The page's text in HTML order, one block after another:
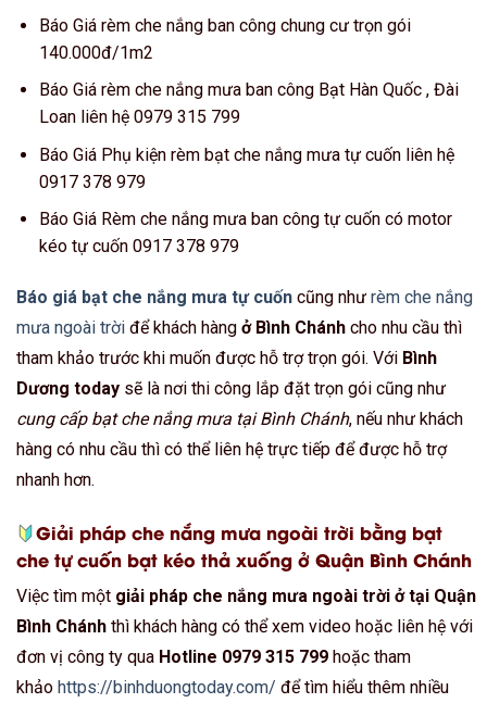
Báo Giá rèm che nắng ban công chung cư trọn gói
140.000đ/1m2
Báo Giá rèm che nắng mưa ban công Bạt Hàn Quốc , Đài
Loan liên hệ 0979 315 799
Báo Giá Phụ kiện rèm bạt che nắng mưa tự cuốn liên hệ
0917 378 979
Báo Giá Rèm che nắng mưa ban công tự cuốn có motor
kéo tự cuốn 0917 378 979
Báo giá bạt che nắng mưa tự cuốn cũng như rèm che nắng
mưa ngoài trời để khách hàng ở Bình Chánh cho nhu cầu thì
tham khảo trước khi muốn được hỗ trợ trọn gói. Với Bình
Dương today sẽ là nơi thi công lắp đặt trọn gói cũng như
cung cấp bạt che nắng mưa tại Bình Chánh, nếu như khách
hàng có nhu cầu thì có thể liên hệ trực tiếp để được hỗ trợ
nhanh hơn.
Giải pháp che nắng mưa ngoài trời bằng bạt
che tự cuốn bạt kéo thả xuống ở Quận Bình Chánh
Việc tìm một giải pháp che nắng mưa ngoài trời ở tại Quận
Bình Chánh thì khách hàng có thể xem video hoặc liên hệ với
đơn vị công ty qua Hotline 0979 315 799 hoặc tham
khảo https://binhduongtoday.com/ để tìm hiểu thêm nhiều